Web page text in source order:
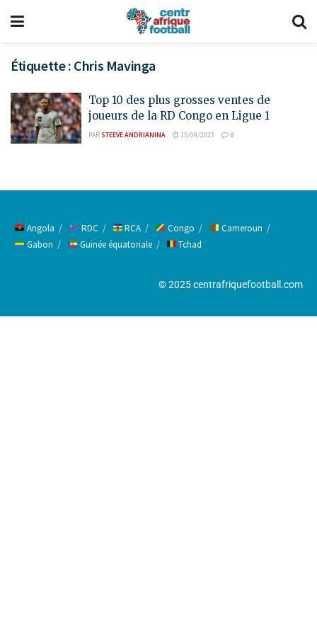
Étiquette : Chris Mavinga
Top 10 des plus grosses ventes de
joueurs de la RD Congo en Ligue 1
PARSTEEVE ANDRIANINA 15/09/2023 0
Angola RDC RCA Congo
Cameroun
Gabon
Guinée équatoriale Tchad
© 2025 centrafriquefootball.com